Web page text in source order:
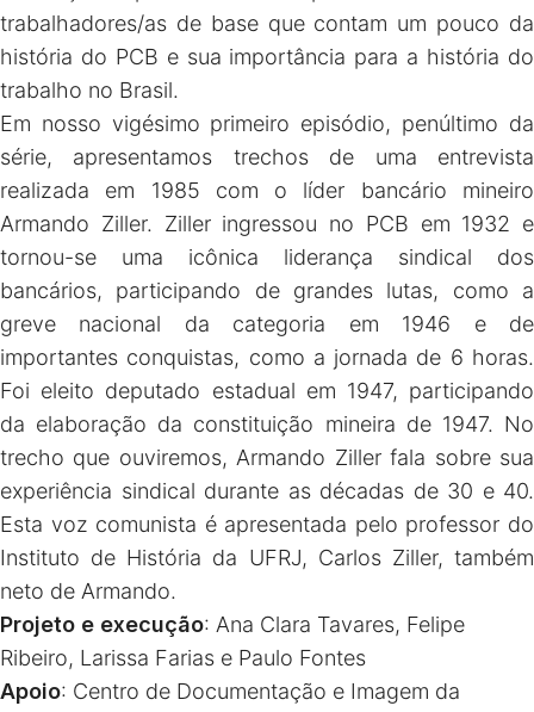
trabalhadores/as de base que contam um pouco da
história do PCB e sua importância para a história do
trabalho no Brasil.
Em nosso vigésimo primeiro episódio, penúltimo da
série, apresentamos trechos de uma entrevista
realizada em 1985 com o líder bancário mineiro
Armando Ziller. Ziller ingressou no PCB em 1932 e
tornou-se uma icônica liderança sindical dos
bancários, participando de grandes lutas, como a
greve nacional da categoria em 1946 e de
importantes conquistas, como a jornada de 6 horas.
Foi eleito deputado estadual em 1947, participando
da elaboração da constituição mineira de 1947. No
trecho que ouviremos, Armando Ziller fala sobre sua
experiência sindical durante as décadas de 30 e 40.
Esta voz comunista é apresentada pelo professor do
Instituto de História da UFRJ, Carlos Ziller, também
neto de Armando.
Projeto e execução: Ana Clara Tavares, Felipe
Ribeiro, Larissa Farias e Paulo Fontes
Apoio: Centro de Documentação e Imagem da